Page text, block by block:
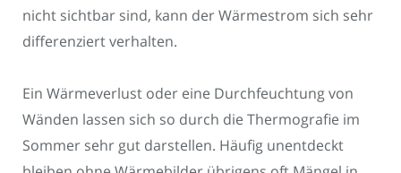
nicht sichtbar sind, kann der Wärmestrom sich sehr
differenziert verhalten.
Ein Wärmeverlust oder eine Durchfeuchtung von
Wänden lassen sich so durch die Thermografie im
Sommer sehr gut darstellen. Häufig unentdeckt